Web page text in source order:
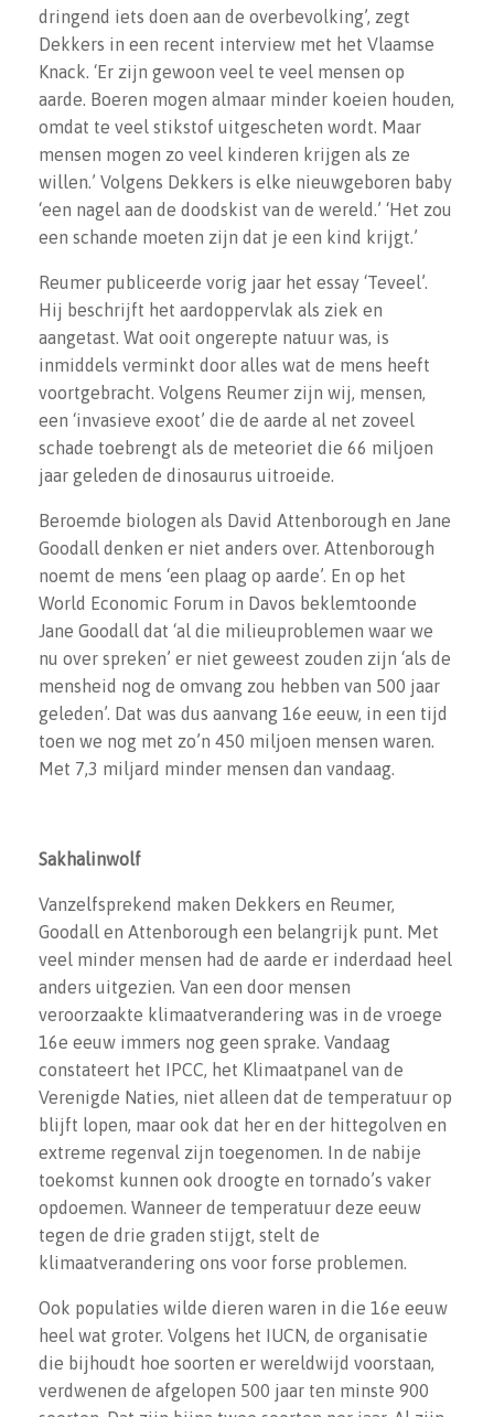
dringend iets doen aan de overbevolking’, zegt
Dekkers in een recent interview met het Vlaamse
Knack. ‘Er zijn gewoon veel te veel mensen op
aarde. Boeren mogen almaar minder koeien houden,
omdat te veel stikstof uitgescheten wordt. Maar
mensen mogen zo veel kinderen krijgen als ze
willen.’ Volgens Dekkers is elke nieuwgeboren baby
‘een nagel aan de doodskist van de wereld.’ ‘Het zou
een schande moeten zijn dat je een kind krijgt.’
Reumer publiceerde vorig jaar het essay ‘Teveel’.
Hij beschrijft het aardoppervlak als ziek en
aangetast. Wat ooit ongerepte natuur was, is
inmiddels verminkt door alles wat de mens heeft
voortgebracht. Volgens Reumer zijn wij, mensen,
een ‘invasieve exoot’ die de aarde al net zoveel
schade toebrengt als de meteoriet die 66 miljoen
jaar geleden de dinosaurus uitroeide.
Beroemde biologen als David Attenborough en Jane
Goodall denken er niet anders over. Attenborough
noemt de mens ‘een plaag op aarde’. En op het
World Economic Forum in Davos beklemtoonde
Jane Goodall dat ‘al die milieuproblemen waar we
nu over spreken’ er niet geweest zouden zijn ‘als de
mensheid nog de omvang zou hebben van 500 jaar
geleden’. Dat was dus aanvang 16e eeuw, in een tijd
toen we nog met zo’n 450 miljoen mensen waren.
Met 7,3 miljard minder mensen dan vandaag.
Sakhalinwolf
Vanzelfsprekend maken Dekkers en Reumer,
Goodall en Attenborough een belangrijk punt. Met
veel minder mensen had de aarde er inderdaad heel
anders uitgezien. Van een door mensen
veroorzaakte klimaatverandering was in de vroege
16e eeuw immers nog geen sprake. Vandaag
constateert het IPCC, het Klimaatpanel van de
Verenigde Naties, niet alleen dat de temperatuur op
blijft lopen, maar ook dat her en der hittegolven en
extreme regenval zijn toegenomen. In de nabije
toekomst kunnen ook droogte en tornado’s vaker
opdoemen. Wanneer de temperatuur deze eeuw
tegen de drie graden stijgt, stelt de
klimaatverandering ons voor forse problemen.
Ook populaties wilde dieren waren in die 16e eeuw
heel wat groter. Volgens het IUCN, de organisatie
die bijhoudt hoe soorten er wereldwijd voorstaan,
verdwenen de afgelopen 500 jaar ten minste 900